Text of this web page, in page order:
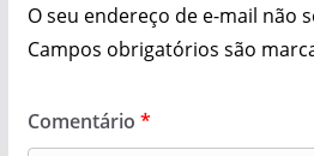
O seu endereço de e-mail não
Campos obrigatórios são
Comentário *